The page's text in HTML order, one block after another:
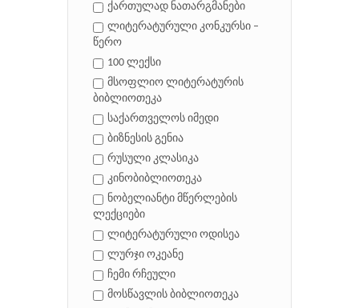
ქართულად ნათარგმანები
ლიტერატურული კონკურსი –
წერო
100 ლექსი
მსოფლიო ლიტერატურის
ბიბლიოთეკა
საქართველოს იმედი
ბიზნესის გენია
რუსული კლასიკა
კინობიბლიოთეკა
ნობელიანტი მწერლების
ლექციები
ლიტერატურული ოდისეა
ლურჯი ოკეანე
ჩემი რჩეული
მოსწავლის ბიბლიოთეკა